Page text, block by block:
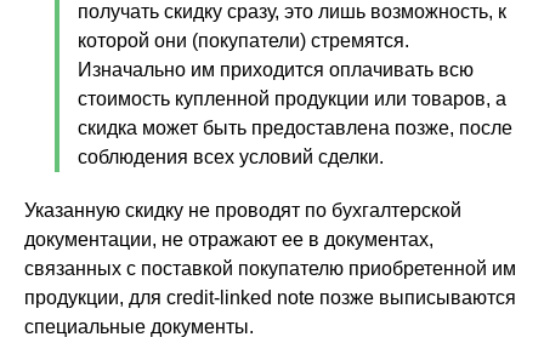
получать скидку сразу, это лишь возможность, к
которой они (покупатели) стремятся.
Изначально им приходится оплачивать всю
стоимость купленной продукции или товаров, а
скидка может быть предоставлена позже, после
соблюдения всех условий сделки.
Указанную скидку не проводят по бухгалтерской
документации, не отражают ее в документах,
связанных с поставкой покупателю приобретенной им
продукции, для credit-linked note позже выписываются
специальные документы.